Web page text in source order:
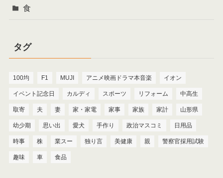
食
タグ
100均 F1 MUJI アニメ映画ドラマ本音楽 イオン
イベント記念日 カルディ スポーツ リフォーム 中高生
取寄 夫 妻 家・家電 家事 家族 家計 山形県
幼少期 思い出 愛犬 手作り 政治マスコミ 日用品
時事 株 業スー 独り言 美健康 親 警察官採用試験
趣味 車 食品